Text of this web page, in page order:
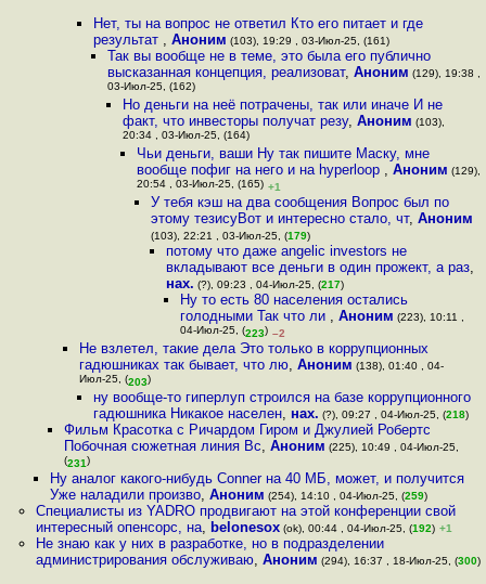
Нет, ты на вопрос не ответил Кто его питает и где
результат , Аноним (103), 19:29 , 03-Июл-25, (161)
Так вы вообще не в теме, это была его публично
высказанная концепция, реализоват,Аноним (129), 19:38 ,
03-Июл-25, (162)
Но деньги на неё потрачены, так или иначе И не
факт, что инвесторы получат резу, Аноним (103),
20:34 , 03-Июл-25, (164)
Чьи деньги, ваши Ну так пишите Маску, мне
вообще пофиг на него и на hyperloop , Аноним (129),
20:54 , 03-Июл-25, (165) +1
У тебя кэш на два сообщения Вопрос был по
этому тезисуВот и интересно стало, чт,Аноним
(103), 22:21 , 03-Июл-25, (179)
потому что даже angelic investors не
вкладывают все деньги в один прожект, а раз,
нах. (?), 09:23 , 04-Июл-25, (217)
Ну то есть 80 населения остались
голодными Так что ли , Аноним (223), 10:11 ,
04-Июл-25, (223) –2
Не взлетел, такие дела Это только в коррупционных
гадюшниках так бывает, что лю, Аноним (138), 01:40 , 04-
Июл-25, (203)
ну вообще-то гиперлуп строился на базе коррупционного
гадюшника Никакое населен, нах. (?), 09:27 , 04-Июл-25, (218)
Фильм Красотка с Ричардом Гиром и Джулией Робертс
Побочная сюжетная линия Вс,Аноним (225), 10:49 , 04-Июл-25,
(231)
Ну аналог какого-нибудь Conner на 40 МБ, может, и получится
Уже наладили произво, Аноним (254), 14:10 , 04-Июл-25, (259)
Специалисты из YADRO продвигают на этой конференции свой
интересный опенсорс, на, belonesox(ok), 00:44 , 04-Июл-25, (192) +1
Не знаю как у них в разработке, но в подразделении
администрирования обслуживаю, Аноним (294), 16:37 , 18-Июл-25, (300)